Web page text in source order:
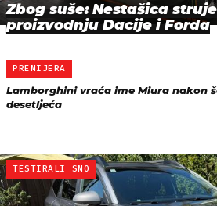
Zbog suše: Nestašica
proizvodnju Dacije i Forda
PREMIJERA
Lamborghini vraća ime Miura nakon
desetljeća
TESTIRALI SMO